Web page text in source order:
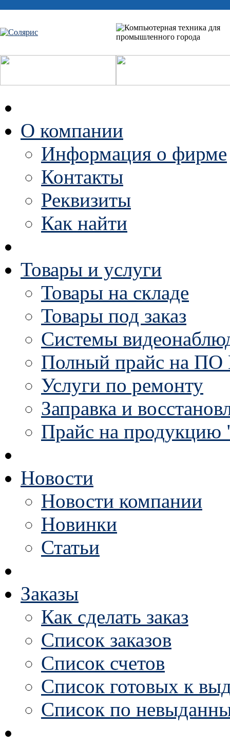
О компании
Информация о фирме
Контакты
Реквизиты
Как найти
Товары и услуги
Товары на складе
Товары под заказ
Системы
Полный прайс на ПО
Услуги по ремонту
Заправка и
Прайс на продукцию
Новости
Новости компании
Новинки
Статьи
Заказы
Как сделать заказ
Список заказов
Список счетов
Список готовых к
Список по